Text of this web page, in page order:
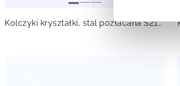
Kolczyki kryształki, stal pozłacana S215628Z00